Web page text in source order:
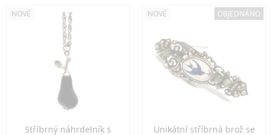
NOVÉ
Stříbrný náhrdelník s
NOVÉ OBJEDNÁNO
Unikátní stříbrná brož se